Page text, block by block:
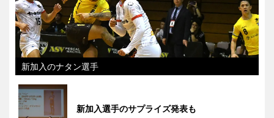
新加入のナタン選手
新加入選手のサプライズ発表も